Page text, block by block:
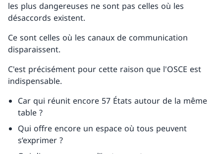
les plus dangereuses ne sont pas celles où les
désaccords existent.
Ce sont celles où les canaux de communication
disparaissent.
C'est précisément pour cette raison que l'OSCE est
indispensable.
Car qui réunit encore 57 États autour de la même
table ?
Qui offre encore un espace où tous peuvent
s’exprimer ?